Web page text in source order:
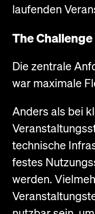
laufenden
The Challenge
Die zentrale
war maximale
Anders als bei
technische
festes
werden.